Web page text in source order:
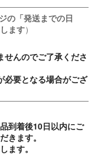
の「発送までの日
ます）
せんのでご了承くださ
必要となる場合がござ
到着後10日以内にご
きます。
ます。